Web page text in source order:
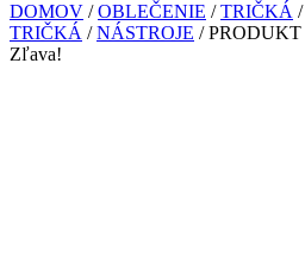
DOMOV /OBLEČENIE /TRIČKÁ /
TRIČKÁ /NÁSTROJE / PRODUKT
Zľava!